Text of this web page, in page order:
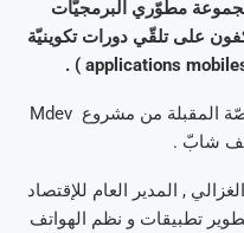
مطوّري البرمجيّات
على تلقّي دورات تكوينيّة
و أضاف السّيد نعمان الفهري أنّ الحصّة المقبلة من مشروع Mdev
, المدير العام للإقتصاد
تطبيقات و نظم الهواتف